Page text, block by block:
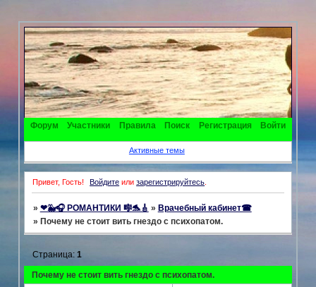
Форум Участники Правила Поиск Регистрация Войти
Активные темы
Привет, Гость! Войдите илизарегистрируйтесь.
» ❤🐳🎧 РОМАНТИКИ 🎼🐬🎸 » Врачебный кабинет☎
» Почему не стоит вить гнездо с психопатом.
Почему не стоит вить гнездо с психопатом.
Страница: 1